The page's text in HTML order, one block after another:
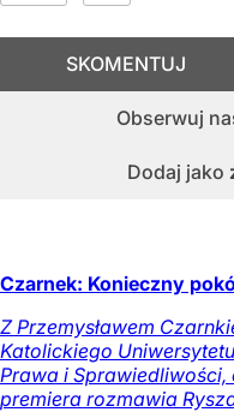
Obserwuj
Dodaj jako
SKOMENTUJ
Czarnek: Konieczny
Z Przemysławem
Katolickiego
Prawa i
premiera rozmawia